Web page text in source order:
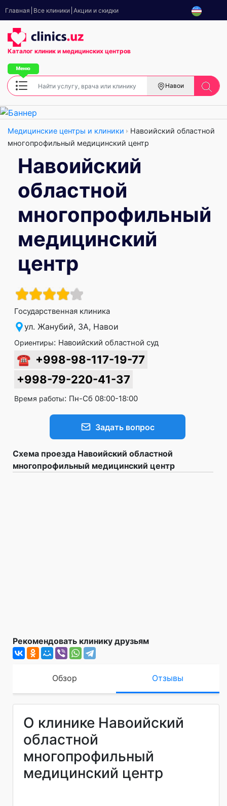
Главная Все клиники Акции и скидки
Каталог клиник и медицинских центров
Навои
Медицинские центры и клиники
Навоийский областной
многопрофильный медицинский центр
Навоийский
областной
многопрофильный
медицинский
центр
Государственная клиника
ул. Жанубий, 3А, Навои
Ориентиры: Навоийский областной суд
☎ +998-98-117-19-77
+998-79-220-41-37
Время работы: Пн-Сб 08:00-18:00
Задать вопрос
Схема проезда Навоийский областной
многопрофильный медицинский центр
Рекомендовать клинику друзьям
Обзор Отзывы
О клинике Навоийский
областной
многопрофильный
медицинский центр